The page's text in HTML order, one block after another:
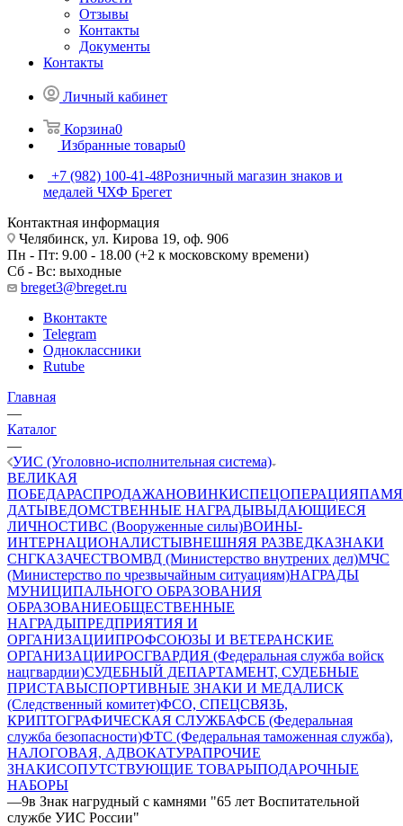
Отзывы
Контакты
Документы
Контакты
Личный кабинет
Корзина0
Избранные товары0
+7 (982) 100-41-48Розничный магазин знаков и
медалей ЧХФ Брегет
Контактная информация
Челябинск, ул. Кирова 19, оф. 906
Пн - Пт: 9.00 - 18.00 (+2 к московскому времени)
Сб - Вс: выходные
breget3@breget.ru
Вконтакте
Telegram
Одноклассники
Rutube
Главная
—
Каталог
—
УИС (Уголовно-исполнительная система)
ВЕЛИКАЯ
ПОБЕДАРАСПРОДАЖАНОВИНКИСПЕЦОПЕРАЦИЯ
ДАТЫВЕДОМСТВЕННЫЕ НАГРАДЫВЫДАЮЩИЕСЯ
ЛИЧНОСТИВС (Вооруженные силы)ВОИНЫ-
ИНТЕРНАЦИОНАЛИСТЫВНЕШНЯЯ РАЗВЕДКАЗНАКИ
СНГКАЗАЧЕСТВОМВД (Министерство внутрених дел)МЧС
(Министерство по чрезвычайным ситуациям)НАГРАДЫ
МУНИЦИПАЛЬНОГО ОБРАЗОВАНИЯ
ОБРАЗОВАНИЕОБЩЕСТВЕННЫЕ
НАГРАДЫПРЕДПРИЯТИЯ И
ОРГАНИЗАЦИИПРОФСОЮЗЫ И ВЕТЕРАНСКИЕ
ОРГАНИЗАЦИИРОСГВАРДИЯ (Федеральная служба войск
нацгвардии)СУДЕБНЫЙ ДЕПАРТАМЕНТ, СУДЕБНЫЕ
ПРИСТАВЫСПОРТИВНЫЕ ЗНАКИ И МЕДАЛИСК
(Следственный комитет)ФСО, СПЕЦСВЯЗЬ,
КРИПТОГРАФИЧЕСКАЯ СЛУЖБАФСБ (Федеральная
служба безопасности)ФТС (Федеральная таможенная служба),
НАЛОГОВАЯ, АДВОКАТУРАПРОЧИЕ
ЗНАКИСОПУТСТВУЮЩИЕ ТОВАРЫПОДАРОЧНЫЕ
НАБОРЫ
—9в Знак нагрудный с камнями "65 лет Воспитательной
службе УИС России"